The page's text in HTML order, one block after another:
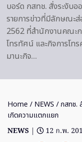
บอร์ด กสทช. สั่งระงับอ
รายการข่าวที่มีลักษณะ
2562 ที่สำนักงานคณะก
โทรทัศน์ และกิจการโท
มานะกิจ…
Home / NEWS / กสทช.
เกิดความแตกแยก
NEWS |
12 ก.พ.